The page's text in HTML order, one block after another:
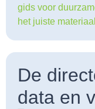
gids voor
het juiste
De
data en